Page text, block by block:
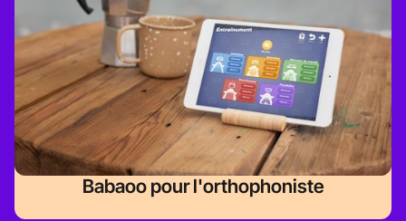
Babaoo pour l'orthophoniste